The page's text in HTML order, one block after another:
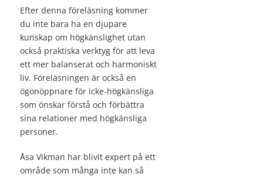
Efter denna föreläsning kommer
du inte bara ha en djupare
kunskap om högkänslighet utan
också praktiska verktyg för att leva
ett mer balanserat och harmoniskt
liv. Föreläsningen är också en
ögonöppnare för icke-högkänsliga
som önskar förstå och förbättra
sina relationer med högkänsliga
personer.
Åsa Vikman har blivit expert på ett
område som många inte kan så